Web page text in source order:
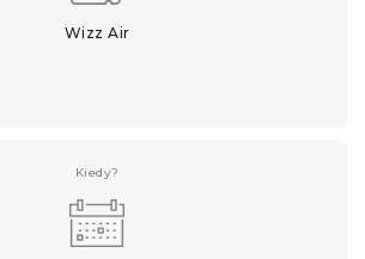
Wizz Air
Kiedy?